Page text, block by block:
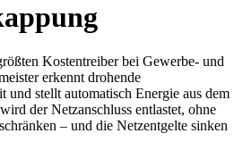
Kostentreiber bei Gewerbe- und
erkennt drohende
und stellt automatisch Energie aus dem
der Netzanschluss entlastet, ohne
– und die Netzentgelte sinken